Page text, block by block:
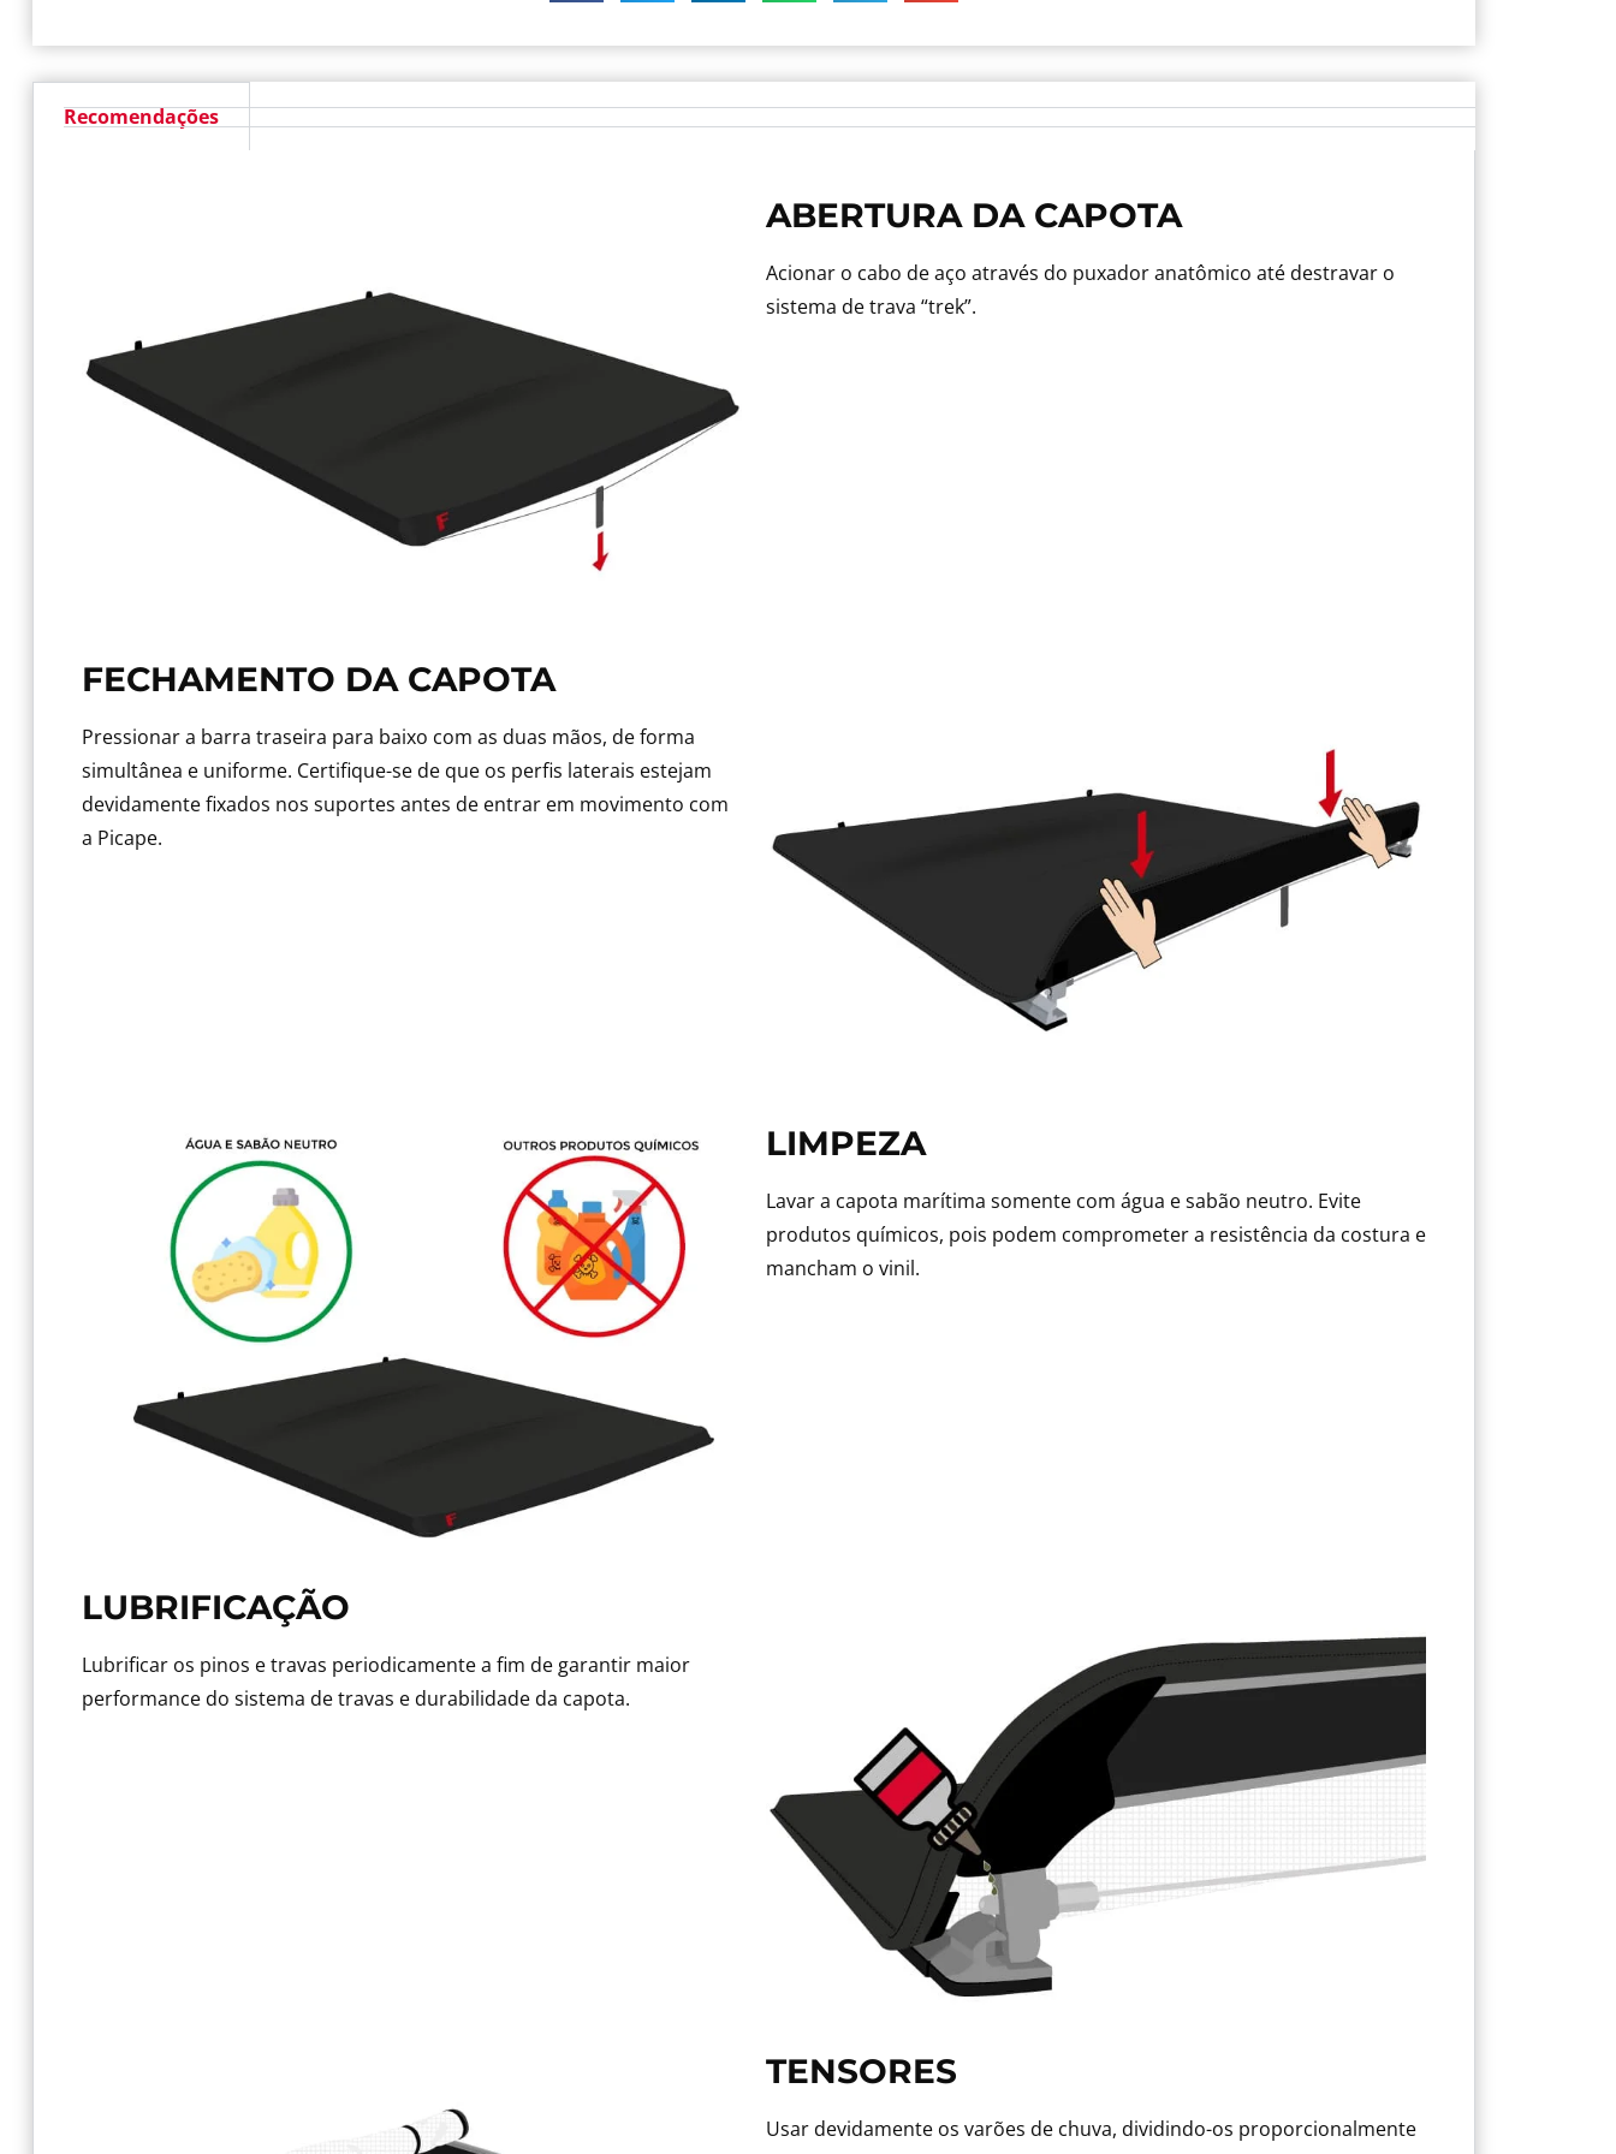
Recomendações
ABERTURA DA CAPOTA
Acionar o cabo de aço através do puxador anatômico até destravar o
sistema de trava “trek”.
FECHAMENTO DA CAPOTA
Pressionar a barra traseira para baixo com as duas mãos, de forma
simultânea e uniforme. Certifique-se de que os perfis laterais estejam
devidamente fixados nos suportes antes de entrar em movimento com
a Picape.
LIMPEZA
Lavar a capota marítima somente com água e sabão neutro. Evite
produtos químicos, pois podem comprometer a resistência da costura e
mancham o vinil.
LUBRIFICAÇÃO
Lubrificar os pinos e travas periodicamente a fim de garantir maior
performance do sistema de travas e durabilidade da capota.
TENSORES
Usar devidamente os varões de chuva, dividindo-os proporcionalmente